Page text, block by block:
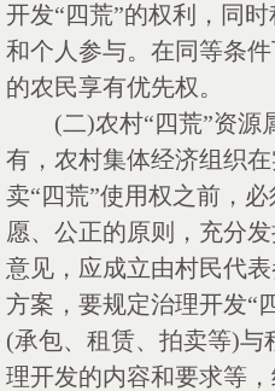
开发“四荒”的权利，同
和个人参与。在同等条
的农民享有优先权。
(二)农村“四荒”资源
有，农村集体经济组织
卖“四荒”使用权之前，
愿、公正的原则，充分
意见，应成立由村民代
方案，要规定治理开发“
(承包、租赁、拍卖等)与
理开发的内容和要求等